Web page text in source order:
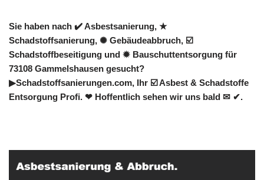
Sie haben nach ✔️ Asbestsanierung, ★
Schadstoffsanierung, ✺ Gebäudeabbruch, ☑️
Schadstoffbeseitigung und ✹ Bauschuttentsorgung für
73108 Gammelshausen gesucht?
▶︎Schadstoffsanierungen.com, Ihr ☑️ Asbest & Schadstoffe
Entsorgung Profi. ❤ Hoffentlich sehen wir uns bald ✉ ✔.